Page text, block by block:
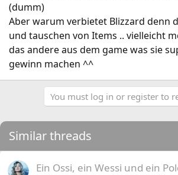
(dumm)
Aber warum verbietet Blizzard denn
und tauschen von Items .. vielleicht
das andere aus dem game was sie
gewinn machen ^^
You must log in or register to
Similar threads
Ein Ossi, ein Wessi und ein